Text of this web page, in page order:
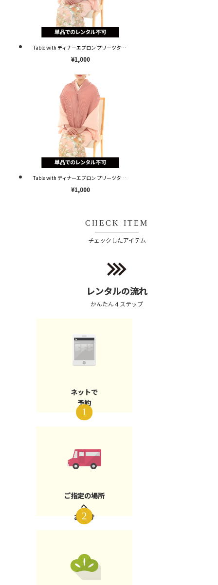
Table with ディナーエプロン プリーツタイプ ベージュ OP002 ※単品レンタル不可※
¥1,000
Table with ディナーエプロン プリーツタイプ ピンク OP001 ※単品レンタル不可※
¥1,000
CHECK ITEM
チェックしたアイテム
レンタルの流れ
かんたん４ステップ
ネットで
予約
ご指定の場所
へ
お届け